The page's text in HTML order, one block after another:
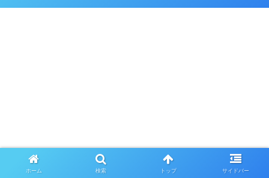
ホーム 検索 トップ サイドバー